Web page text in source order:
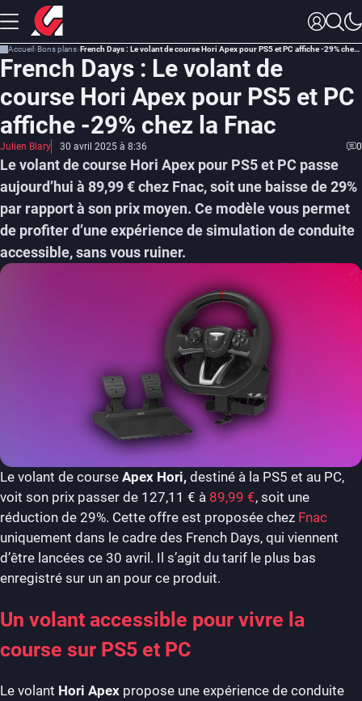
Accueil Bons plans French Days : Le volant de course Hori Apex pour PS5 et PC affiche -29% chez la Fnac
French Days : Le volant de
course Hori Apex pour PS5 et PC
affiche -29% chez la Fnac
Julien Blary 30 avril 2025 à 8:36 0
Le volant de course Hori Apex pour PS5 et PC passe
aujourd’hui à 89,99 € chez Fnac, soit une baisse de 29%
par rapport à son prix moyen. Ce modèle vous permet
de profiter d’une expérience de simulation de conduite
accessible, sans vous ruiner.
Le volant de course Apex Hori, destiné à la PS5 et au PC,
voit son prix passer de 127,11 € à 89,99 €, soit une
réduction de 29%. Cette offre est proposée chez Fnac
uniquement dans le cadre des French Days, qui viennent
d’être lancées ce 30 avril. Il s’agit du tarif le plus bas
enregistré sur un an pour ce produit.
Un volant accessible pour vivre la
course sur PS5 et PC
Le volant Hori Apex propose une expérience de conduite